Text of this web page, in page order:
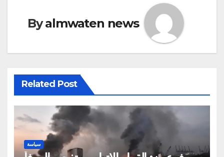
Byalmwaten news
Related Post
سياسة